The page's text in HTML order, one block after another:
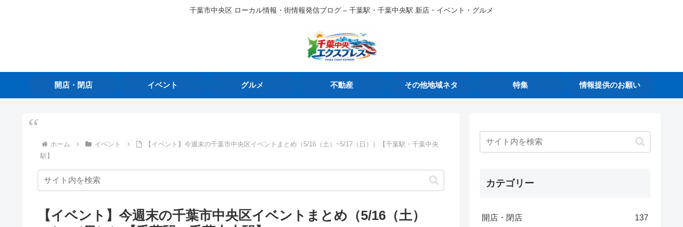
千葉市中央区 ローカル情報・街情報発信ブログ – 千葉駅・千葉中央駅 新店・イベント・グルメ
開店・閉店 イベント グルメ 不動産 その他地域ネタ 特集 情報提供のお願い
ホーム イベント
【イベント】今週末の千葉市中央区イベントまとめ（5/16（土）~5/17（日））【千葉駅・千葉中央
駅】
【イベント】今週末の千葉市中央区イベントまとめ（5/16（土）
カテゴリー
開店・閉店 137